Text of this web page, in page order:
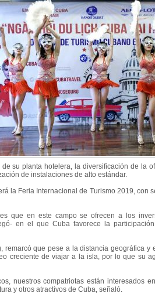
su planta hotelera, la diversificación de la
de instalaciones de alto estándar.
la Feria Internacional de Turismo 2019, con
que en este campo se ofrecen a los
en el que Cuba favorece la
remarcó que pese a la distancia geográfica y
creciente de viajar a la isla, por lo que su
nuestros compatriotas están interesados
y otros atractivos de Cuba, señaló.